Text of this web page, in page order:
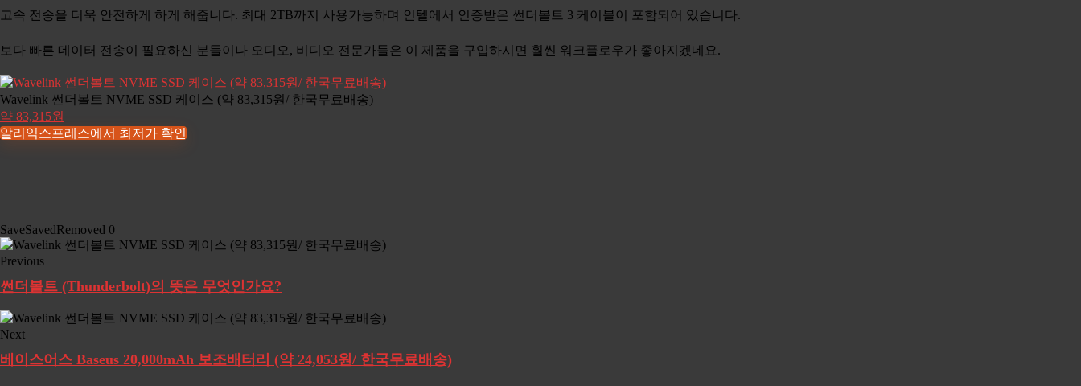
고속 전송을 더욱 안전하게 하게 해줍니다. 최대 2TB까지 사용가능하며 인텔에서 인증받은 썬더볼트 3 케이블이 포함되어 있습니다.
보다 빠른 데이터 전송이 필요하신 분들이나 오디오, 비디오 전문가들은 이 제품을 구입하시면 훨씬 워크플로우가 좋아지겠네요.
Wavelink 썬더볼트 NVME SSD 케이스 (약 83,315원/ 한국무료배송)
약 83,315원
알리익스프레스에서 최저가 확인
SaveSavedRemoved 0
Previous
썬더볼트 (Thunderbolt)의 뜻은 무엇인가요?
Next
베이스어스 Baseus 20,000mAh 보조배터리 (약 24,053원/ 한국무료배송)